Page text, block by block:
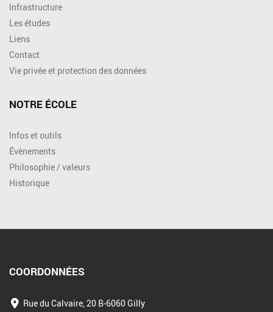
Infrastructure
Les études
Liens
Contact
Vie privée et protection des données
NOTRE ÉCOLE
Infos et outils
Évènements
Philosophie / valeurs
Historique
COORDONNÉES
Rue du Calvaire, 20 B-6060 Gilly